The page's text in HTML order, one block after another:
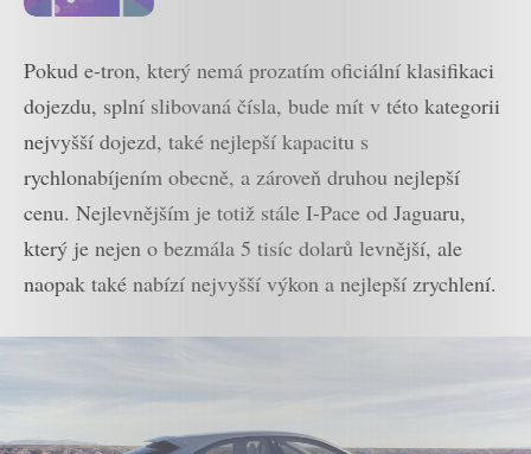
Pokud e-tron, který nemá prozatím oficiální klasifikaci
dojezdu, splní slibovaná čísla, bude mít v této kategorii
nejvyšší dojezd, také nejlepší kapacitu s
rychlonabíjením obecně, a zároveň druhou nejlepší
cenu. Nejlevnějším je totiž stále I-Pace od Jaguaru,
který je nejen o bezmála 5 tisíc dolarů levnější, ale
naopak také nabízí nejvyšší výkon a nejlepší zrychlení.